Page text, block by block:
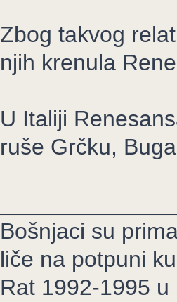
Zbog takvog
njih krenula
U Italiji
ruše Grčku,
Bošnjaci su
liče na potpuni
Rat 1992-1995